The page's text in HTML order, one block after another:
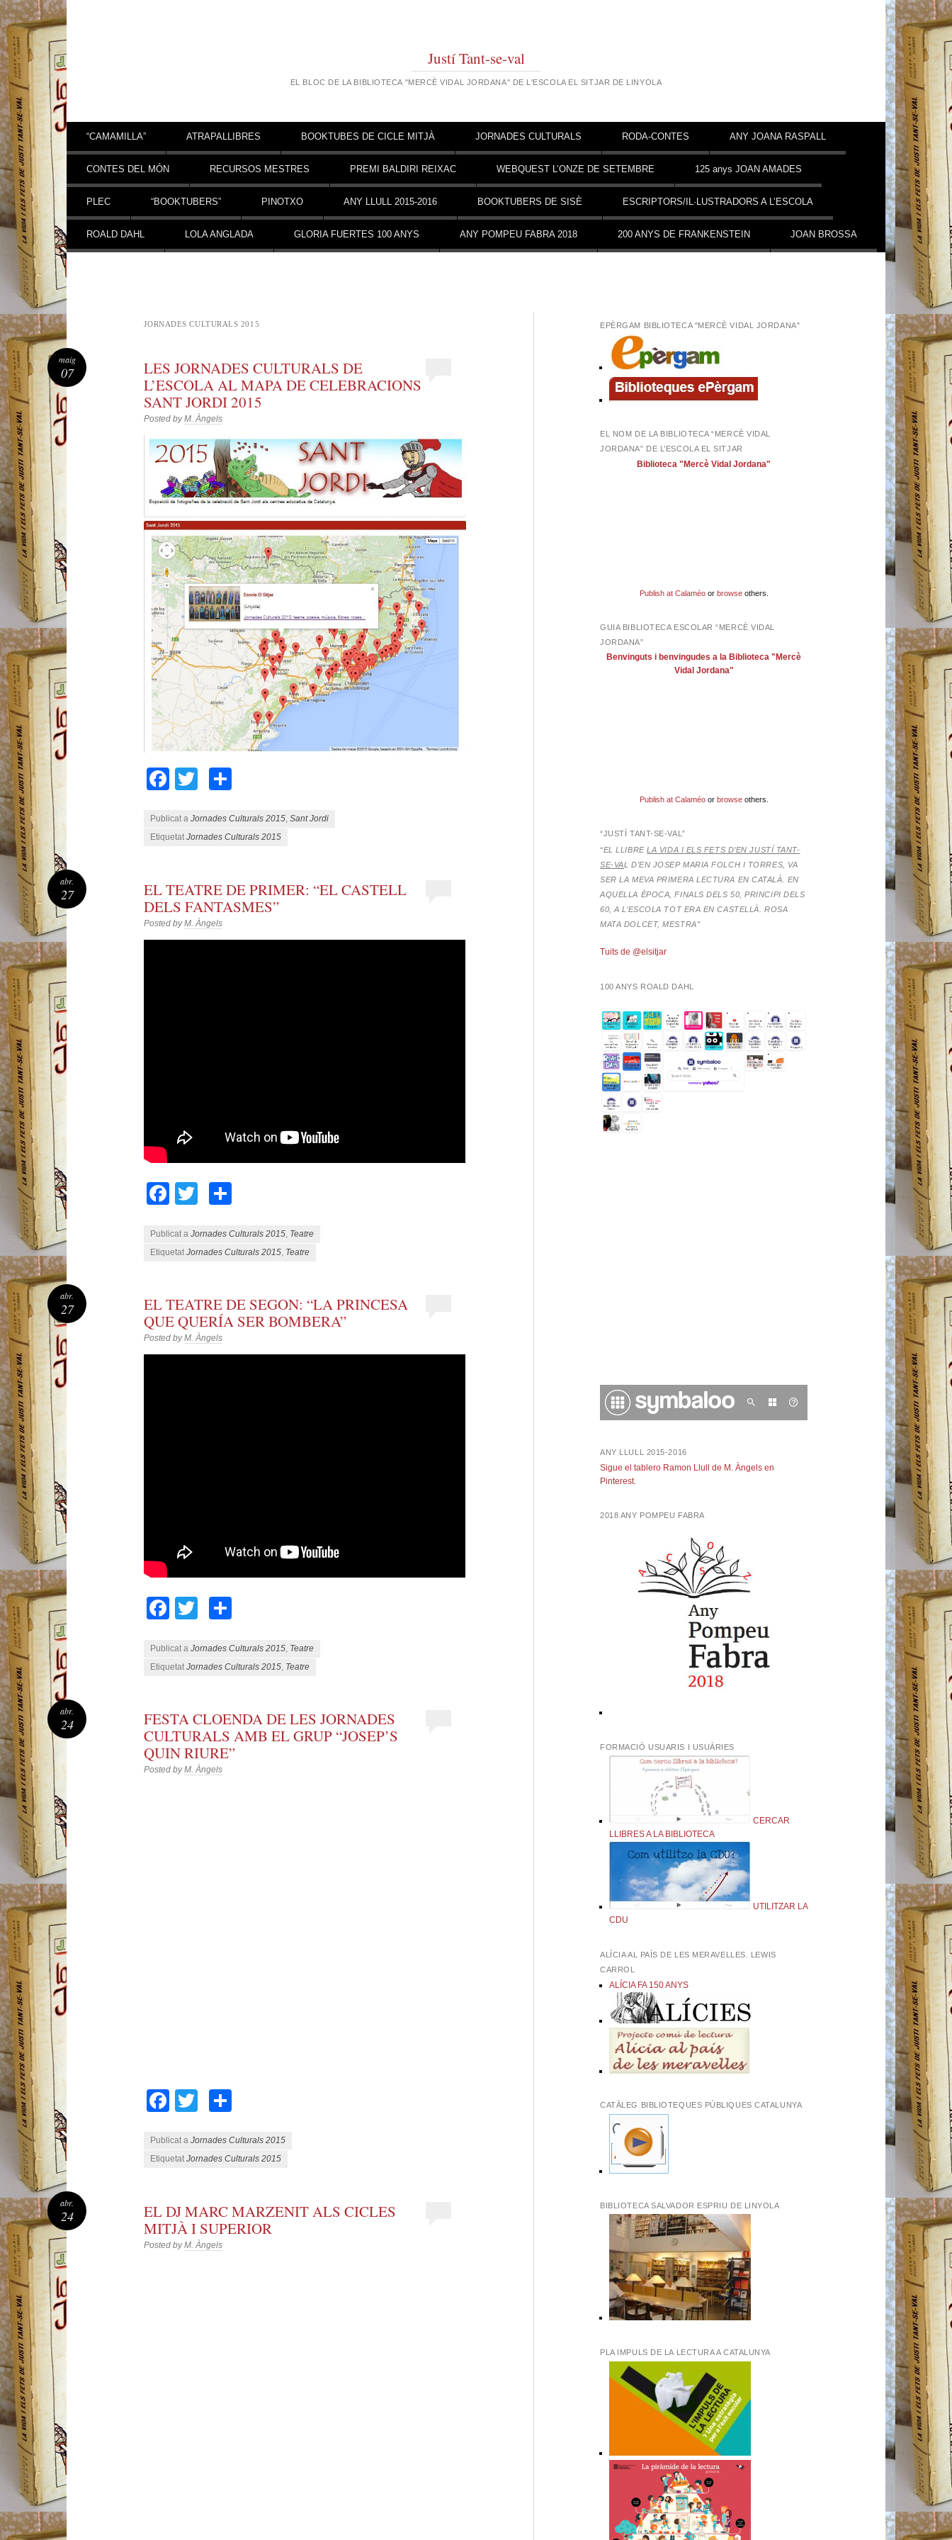
Justí Tant-se-val
EL BLOC DE LA BIBLIOTECA "MERCÈ VIDAL JORDANA" DE L'ESCOLA EL SITJAR DE LINYOLA
Vés al contingut
“CAMAMILLA” ATRAPALLIBRES BOOKTUBES DE CICLE MITJÀ JORNADES CULTURALS RODA-CONTES ANY JOANA RASPALL
CONTES DEL MÓN RECURSOS MESTRES PREMI BALDIRI REIXAC WEBQUEST L’ONZE DE SETEMBRE 125 anys JOAN AMADES
PLEC “BOOKTUBERS” PINOTXO ANY LLULL 2015-2016 BOOKTUBERS DE SISÈ ESCRIPTORS/IL·LUSTRADORS A L’ESCOLA
ROALD DAHL LOLA ANGLADA GLORIA FUERTES 100 ANYS ANY POMPEU FABRA 2018 200 ANYS DE FRANKENSTEIN JOAN BROSSA
JORNADES CULTURALS 2015
LES JORNADES CULTURALS DE
L’ESCOLA AL MAPA DE CELEBRACIONS
SANT JORDI 2015
Posted byM. Àngels
Facebook
Twitter
Publicat aJornades Culturals 2015,Sant Jordi
EtiquetatJornades Culturals 2015
maig
07
EL TEATRE DE PRIMER: “EL CASTELL
DELS FANTASMES”
Posted byM. Àngels
Facebook
Twitter
Publicat aJornades Culturals 2015 Teatre
EtiquetatJornades Culturals 2015 Teatre
abr.
27
EL TEATRE DE SEGON: “LA PRINCESA
QUE QUERÍA SER BOMBERA”
Posted byM. Àngels
Facebook
Twitter
Publicat aJornades Culturals 2015, Teatre
EtiquetatJornades Culturals 2015, Teatre
abr.
27
FESTA CLOENDA DE LES JORNADES
CULTURALS AMB EL GRUP “JOSEP’S
QUIN RIURE”
Posted byM. Àngels
Facebook
Twitter
Publicat aJornades Culturals 2015
EtiquetatJornades Culturals 2015
abr.
24
EL DJ MARC MARZENIT ALS CICLES
MITJÀ I SUPERIOR
Posted byM. Àngels
abr.
24
EPÈRGAM BIBLIOTECA "MERCÈ VIDAL JORDANA"
EL NOM DE LA BIBLIOTECA “MERCÈ VIDAL
JORDANA” DE L’ESCOLA EL SITJAR
Biblioteca "Mercè Vidal Jordana"
Publish at Calaméoor browseothers.
GUIA BIBLIOTECA ESCOLAR “MERCÈ VIDAL
JORDANA”
Benvinguts i benvingudes a la Biblioteca "Mercè
Vidal Jordana"
Publish at Calaméoor browseothers.
“JUSTÍ TANT-SE-VAL”
“EL LLIBRELA VIDA I ELS FETS D’EN JUSTÍ TANT-
SE-VAL D’EN JOSEP MARIA FOLCH I TORRES, VA
SER LA MEVA PRIMERA LECTURA EN CATALÀ. EN
AQUELLA ÈPOCA, FINALS DELS 50, PRINCIPI DELS
60, A L’ESCOLA TOT ERA EN CASTELLÀ. ROSA
MATA DOLCET, MESTRA”
Tuits de @elsitjar
100 ANYS ROALD DAHL
ANY LLULL 2015-2016
Sigue el tablero Ramon Llull de M. Àngels en
Pinterest.
2018 ANY POMPEU FABRA
FORMACIÓ USUARIS I USUÀRIES
CERCAR
LLIBRES A LA BIBLIOTECA
UTILITZAR LA
CDU
ALÍCIA AL PAÍS DE LES MERAVELLES. LEWIS
CARROL
ALÍCIA FA 150 ANYS
CATÀLEG BIBLIOTEQUES PÚBLIQUES CATALUNYA
BIBLIOTECA SALVADOR ESPRIU DE LINYOLA
PLA IMPULS DE LA LECTURA A CATALUNYA